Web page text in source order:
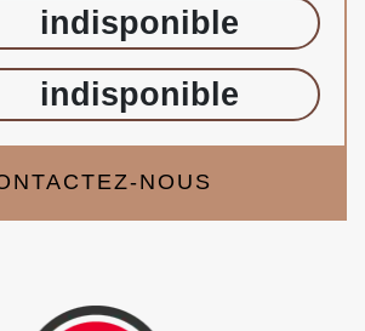
indisponible
indisponible
NOUS